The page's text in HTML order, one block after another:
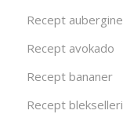
Recept aubergine
Recept avokado
Recept bananer
Recept blekselleri